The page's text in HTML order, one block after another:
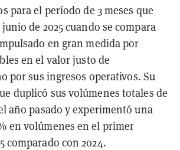
para el período de 3 meses que
de 2025 cuando se compara
en gran medida por
en el valor justo de
por sus ingresos operativos. Su
duplicó sus volúmenes totales de
año pasado y experimentó una
en volúmenes en el primer
comparado con 2024.